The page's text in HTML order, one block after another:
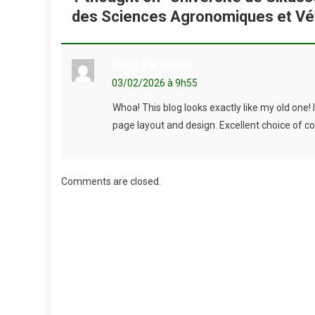
des Sciences Agronomiques et
03/02/2026 à 9h55
Whoa! This blog looks exactly like my old
page layout and design. Excellent choice of
Comments are closed.